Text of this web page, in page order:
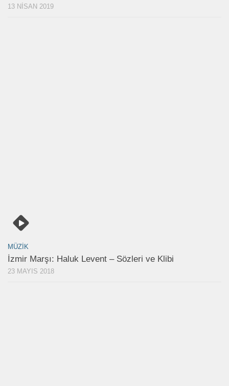
13 NISAN 2019
MÜZIK
İzmir Marşı: Haluk Levent – Sözleri ve Klibi
23 MAYIS 2018